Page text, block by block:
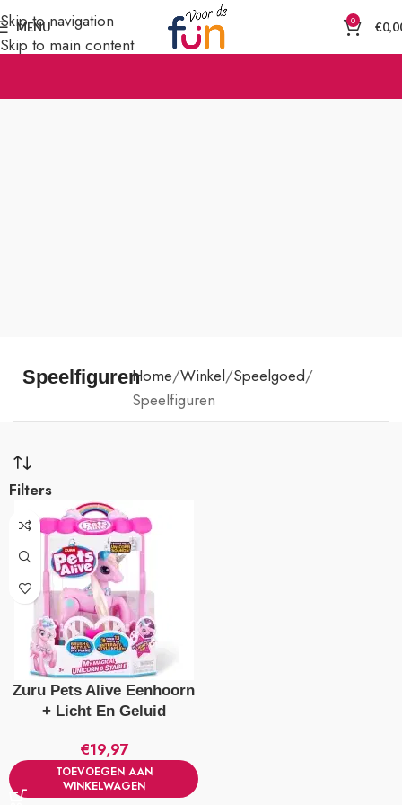
Skip to navigation
Skip to main content
MENU 0 €
SpeelfigurenHome Winkel Speelgoed
Speelfiguren
Filters
Zuru Pets Alive Eenhoorn
+ Licht En Geluid
€19,97
TOEVOEGEN AAN
WINKELWAGEN